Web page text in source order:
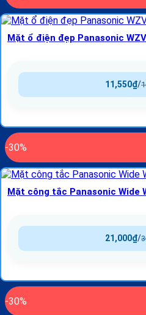
Mặt ổ điện đẹp Panasonic
/
11,550₫
-30%
Mặt công tắc Panasonic Wide
/
21,000₫
-30%